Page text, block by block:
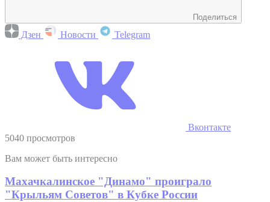
Поделиться
Дзен Новости Telegram
Вконтакте
5040 просмотров
Вам может быть интересно
Махачкалинское "Динамо" проиграло
"Крыльям Советов" в Кубке России